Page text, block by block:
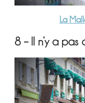
La
8 – Il n’y a pas